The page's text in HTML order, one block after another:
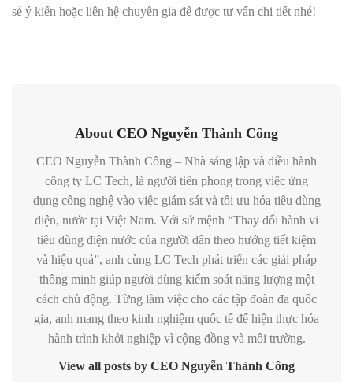
sẻ ý kiến hoặc liên hệ chuyên gia để được tư vấn chi tiết nhé!
About CEO Nguyễn Thành Công
CEO Nguyễn Thành Công – Nhà sáng lập và điều hành
công ty LC Tech, là người tiên phong trong việc ứng
dụng công nghệ vào việc giám sát và tối ưu hóa tiêu dùng
điện, nước tại Việt Nam. Với sứ mệnh “Thay đổi hành vi
tiêu dùng điện nước của người dân theo hướng tiết kiệm
và hiệu quả”, anh cùng LC Tech phát triển các giải pháp
thông minh giúp người dùng kiểm soát năng lượng một
cách chủ động. Từng làm việc cho các tập đoàn đa quốc
gia, anh mang theo kinh nghiệm quốc tế để hiện thực hóa
hành trình khởi nghiệp vì cộng đồng và môi trường.
View all posts by CEO Nguyễn Thành Công